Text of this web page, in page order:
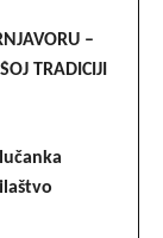
–
TRADICIJI